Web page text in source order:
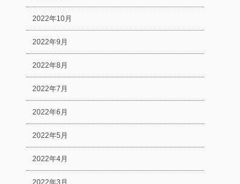
2022年10月
2022年9月
2022年8月
2022年7月
2022年6月
2022年5月
2022年4月
2022年3月